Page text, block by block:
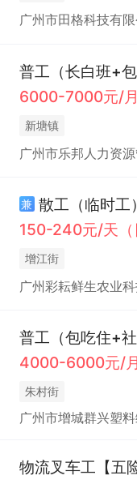
广州市田格科技有限
普工（长白班+
6000-7000元/月
新塘镇
广州市乐邦人力资
兼 散工（临时工）
150-240元/天（
增江街
广州彩耘鲜生农业
普工（包吃住+社
4000-6000元/月
朱村街
广州市增城群兴塑
物流叉车工【五